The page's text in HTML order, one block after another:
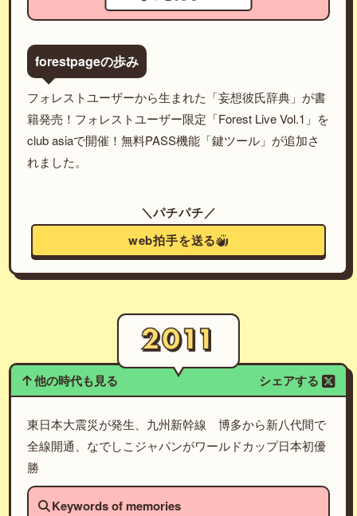
forestpageの歩み
フォレストユーザーから生まれた「妄想彼氏辞典」が書
籍発売！フォレストユーザー限定「Forest Live Vol.1」を
club asiaで開催！無料PASS機能「鍵ツール」が追加さ
れました。
＼パチパチ／
web拍手を送る
他の時代も見る シェアする
東日本大震災が発生、九州新幹線 博多から新八代間で
全線開通、なでしこジャパンがワールドカップ日本初優
勝
Keywords of memories